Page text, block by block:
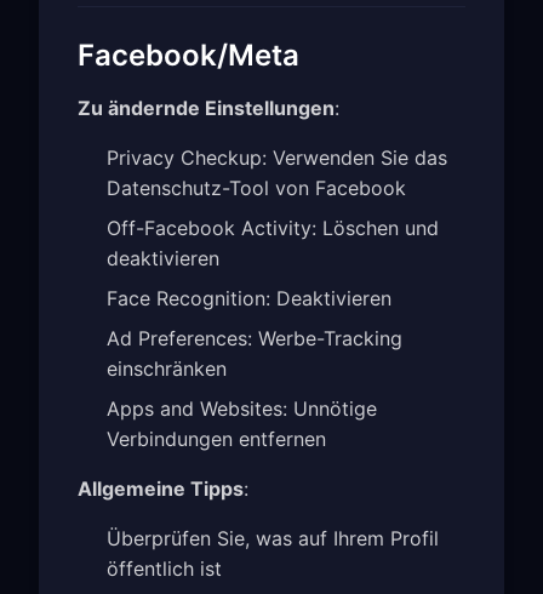
Facebook/Meta
Zu ändernde Einstellungen:
Privacy Checkup: Verwenden Sie das
Datenschutz-Tool von Facebook
Off-Facebook Activity: Löschen und
deaktivieren
Face Recognition: Deaktivieren
Ad Preferences: Werbe-Tracking
einschränken
Apps and Websites: Unnötige
Verbindungen entfernen
Allgemeine Tipps:
Überprüfen Sie, was auf Ihrem Profil
öffentlich ist